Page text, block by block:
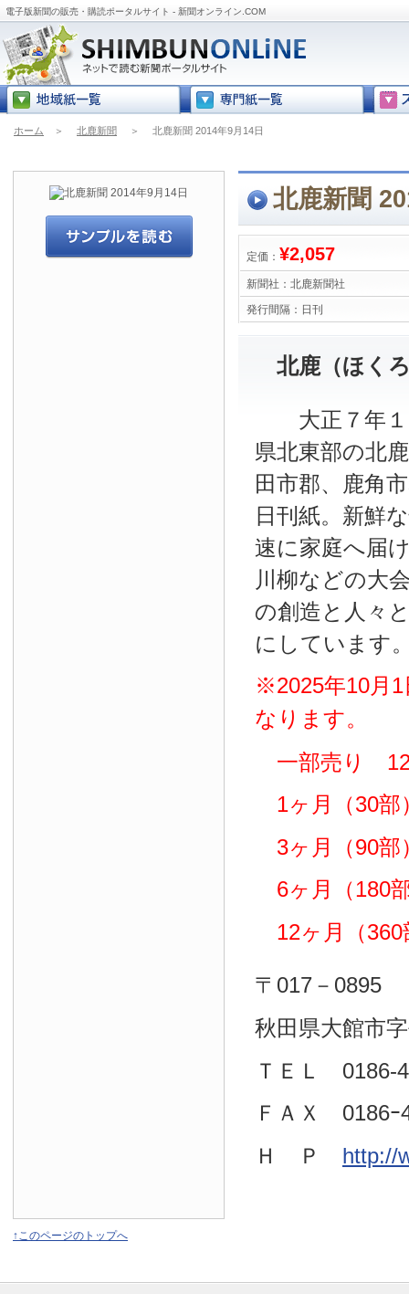
電子版新聞の販売・購読ポータルサイト - 新聞オンライン.COM
ホーム ＞ 北鹿新聞 ＞ 北鹿新聞 2014年9月14日
北鹿新聞
定価： ¥2,057
新聞社： 北鹿新聞社
発行間隔： 日刊
北鹿（ほく
大正７年１
県北東部の北
田市郡、鹿角
日刊紙。新鮮
速に家庭へ届
川柳などの大
の創造と人々
にしています
※2025年10月
なります。
一部売り
1ヶ月（30
3ヶ月（90
6ヶ月（180
12ヶ月（
〒017－0895
秋田県大館市
ＴＥＬ 0186-
ＦＡＸ 0186ｰ
Ｈ Ｐ http://
↑このページのトップへ